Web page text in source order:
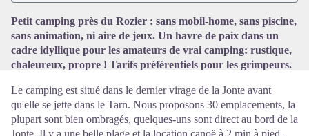
Petit camping près du Rozier : sans mobil-home, sans piscine,
sans animation, ni aire de jeux. Un havre de paix dans un
cadre idyllique pour les amateurs de vrai camping: rustique,
chaleureux, propre ! Tarifs préférentiels pour les grimpeurs.
Le camping est situé dans le dernier virage de la Jonte avant
qu'elle se jette dans le Tarn. Nous proposons 30 emplacements, la
plupart sont bien ombragés, quelques-uns sont direct au bord de la
Jonte. Il y a une belle plage et la location canoë à 2 min à pied.